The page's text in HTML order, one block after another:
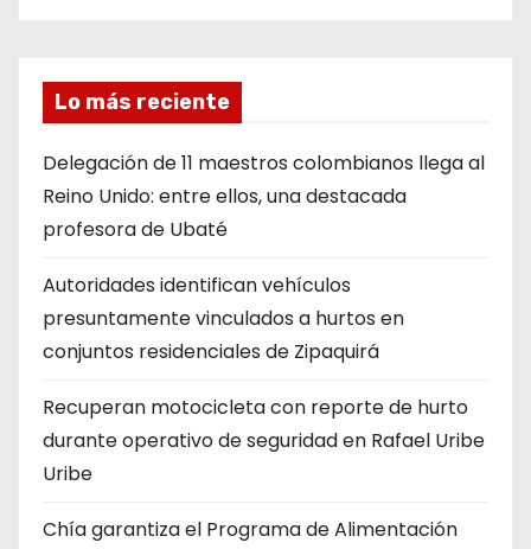
n
d
e
n
t
r
a
Lo más reciente
Delegación de 11 maestros colombianos llega al
Reino Unido: entre ellos, una destacada
profesora de Ubaté
Autoridades identifican vehículos
presuntamente vinculados a hurtos en
conjuntos residenciales de Zipaquirá
Recuperan motocicleta con reporte de hurto
durante operativo de seguridad en Rafael Uribe
Uribe
Chía garantiza el Programa de Alimentación